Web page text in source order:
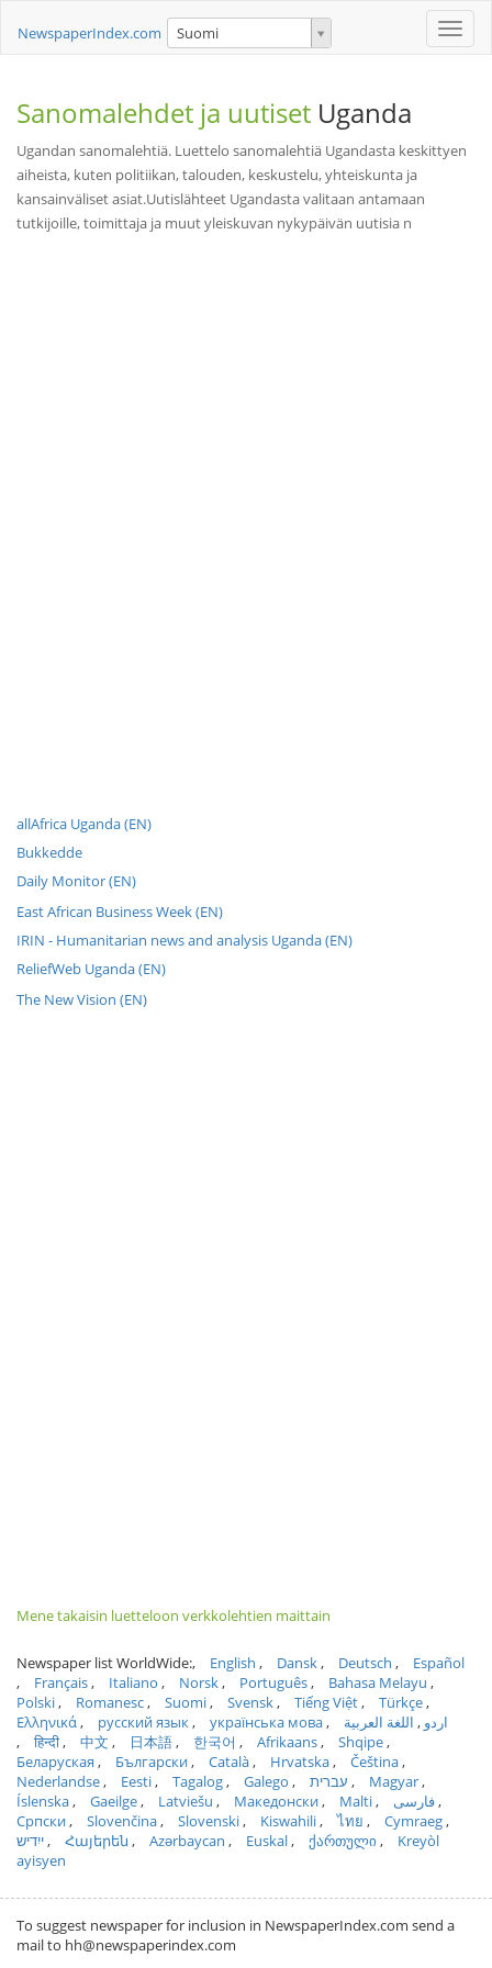
Toggle
NewspaperIndex.com Suomi
Sanomalehdet ja uutiset Uganda
Ugandan sanomalehtiä. Luettelo sanomalehtiä Ugandasta keskittyen
aiheista, kuten politiikan, talouden, keskustelu, yhteiskunta ja
kansainväliset asiat.Uutislähteet Ugandasta valitaan antamaan
tutkijoille, toimittaja ja muut yleiskuvan nykypäivän uutisia n
allAfrica Uganda (EN)
Bukkedde
Daily Monitor (EN)
East African Business Week (EN)
IRIN - Humanitarian news and analysis Uganda (EN)
ReliefWeb Uganda (EN)
The New Vision (EN)
Mene takaisin luetteloon verkkolehtien maittain
Newspaper list WorldWide: English Dansk Deutsch
Español
Français
Italiano Norsk Português
Bahasa Melayu
Polski
Romanesc Suomi Svensk Tiếng Việt
Türkçe
Ελληνικά
русский язык українська мова اردو
اللغة العربية
हिन्दी
中文 日本語 한국어 Afrikaans
Shqipe
Беларуская
Български Català Hrvatska
Čeština
Nederlandse
Eesti Tagalog Galego עברית
Magyar
Íslenska
Gaeilge Latviešu Македонски Malti
فارسی
Српски
Slovenčina Slovenski Kiswahili ไทย
Cymraeg
ייִדיש
Հայերեն Azərbaycan Euskal ქართული
Kreyòl
ayisyen
To suggest newspaper for inclusion in NewspaperIndex.com send a
mail to hh@newspaperindex.com